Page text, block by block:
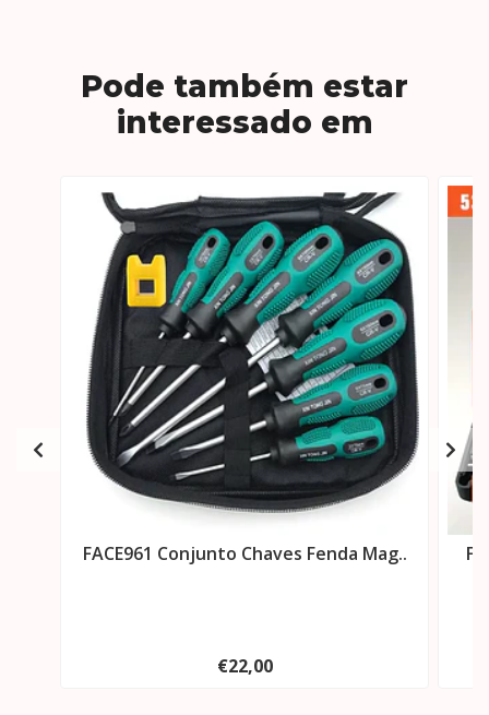
Pode também estar
interessado em
FACE961 Conjunto Chaves Fenda Mag..
€22,00